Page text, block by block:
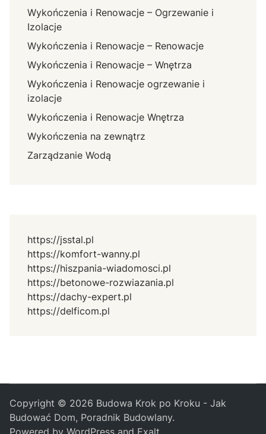
Wykończenia i Renowacje – Ogrzewanie i
Izolacje
Wykończenia i Renowacje – Renowacje
Wykończenia i Renowacje – Wnętrza
Wykończenia i Renowacje ogrzewanie i
izolacje
Wykończenia i Renowacje Wnętrza
Wykończenia na zewnątrz
Zarządzanie Wodą
https://jsstal.pl
https://komfort-wanny.pl
https://hiszpania-wiadomosci.pl
https://betonowe-rozwiazania.pl
https://dachy-expert.pl
https://delficom.pl
Copyright © 2026 Budowa Krok po Kroku - Jak
Budować Dom, Poradnik Budowlany.
Powered byWordPress and Exalt